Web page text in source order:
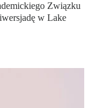
Związku
w Lake